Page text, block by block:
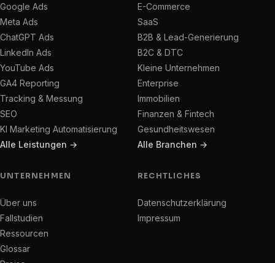
Google Ads
Meta Ads
ChatGPT Ads
LinkedIn Ads
YouTube Ads
GA4 Reporting
Tracking & Messung
SEO
KI Marketing Automatisierung
Alle Leistungen →
E-Commerce
SaaS
B2B & Lead-Generierung
B2C & DTC
Kleine Unternehmen
Enterprise
Immobilien
Finanzen & Fintech
Gesundheitswesen
Alle Branchen →
UNTERNEHMEN
Über uns
Fallstudien
Ressourcen
Glossar
RECHTLICHES
Datenschutzerklärung
Impressum